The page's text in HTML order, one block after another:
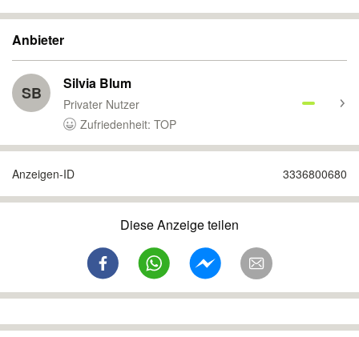
Anbieter
SB Silvia Blum
Privater Nutzer
Zufriedenheit: TOP
Anzeigen-ID 3336800680
Diese Anzeige teilen